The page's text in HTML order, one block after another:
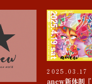
2025.03.17